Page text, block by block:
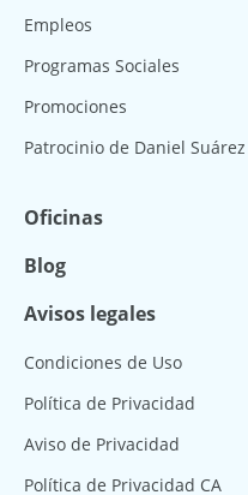
Empleos
Programas Sociales
Promociones
Patrocinio de Daniel Suárez
Oficinas
Blog
Avisos legales
Condiciones de Uso
Política de Privacidad
Aviso de Privacidad
Política de Privacidad CA